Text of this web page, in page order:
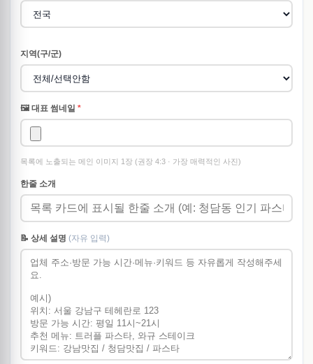
지역(구/군)
🖼️ 대표 썸네일 *
목록에 노출되는 메인 이미지 1장 (권장 4:3 · 가장 매력적인 사진)
한줄 소개
📝 상세 설명 (자유 입력)